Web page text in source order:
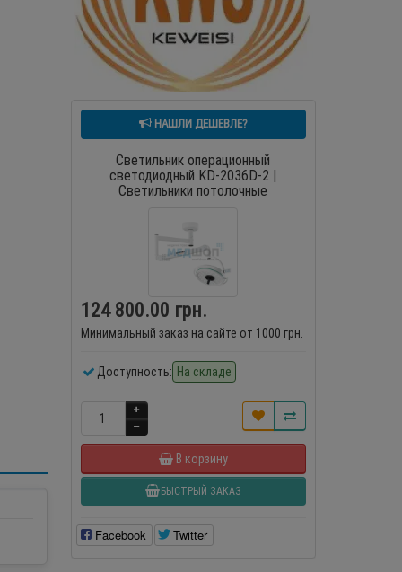
НАШЛИ ДЕШЕВЛЕ?
Светильник операционный
светодиодный KD-2036D-2 |
Светильники потолочные
124 800.00 грн.
Минимальный заказ на сайте от 1000 грн.
Доступность: На складе
В корзину
БЫСТРЫЙ ЗАКАЗ
Facebook Twitter